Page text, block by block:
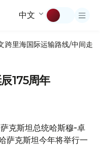
中文
跨里海国际运输路线/中间走廊
175周年
克斯坦总统哈斯穆-卓
萨克斯坦今年将举行一